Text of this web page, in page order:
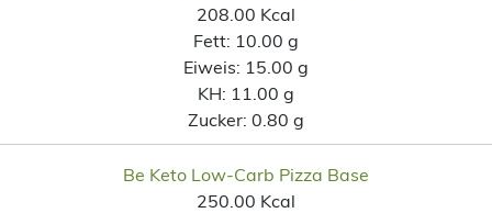
208.00 Kcal
Fett: 10.00 g
Eiweis: 15.00 g
KH: 11.00 g
Zucker: 0.80 g
Be Keto Low-Carb Pizza Base
250.00 Kcal